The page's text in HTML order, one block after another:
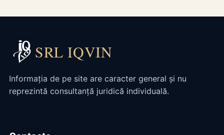
SRL IQVIN
Informația de pe site are caracter general și nu
reprezintă consultanță juridică individuală.